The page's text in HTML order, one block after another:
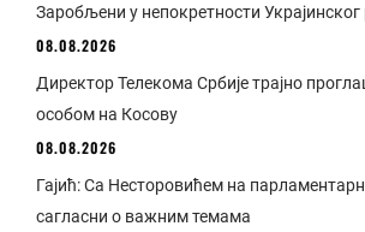
Заробљени у непокретности
08.08.2026
Директор Телекома Србије трајно
особом на Косову
08.08.2026
Гајић: Са Несторовићем на
сагласни о важним темама